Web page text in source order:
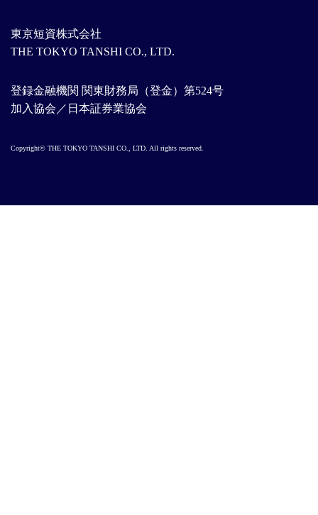
東京短資株式会社
THE TOKYO TANSHI CO., LTD.
登録金融機関 関東財務局（登金）第524号
加入協会／日本証券業協会
Copyright© THE TOKYO TANSHI CO., LTD. All rights reserved.